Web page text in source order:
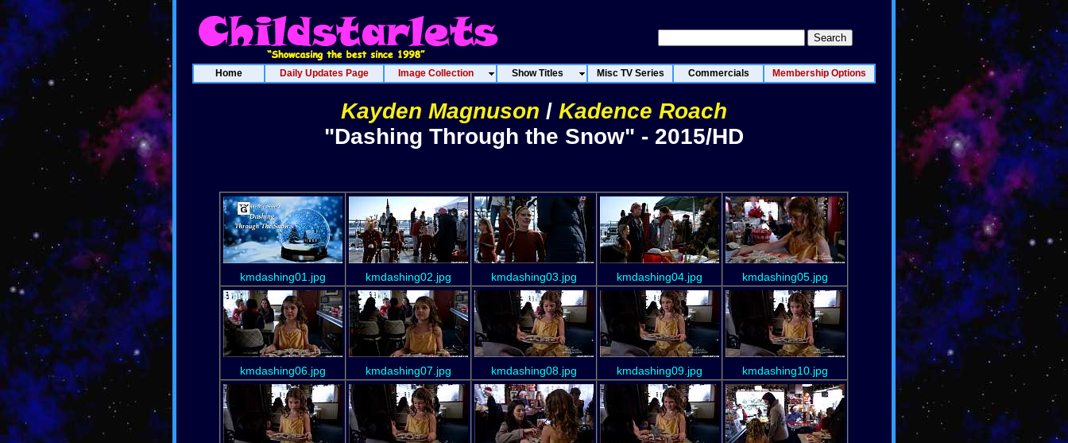
Home Daily Updates Page Image Collection Show Titles Misc TV Series Commercials Membership Options
Kayden Magnuson / Kadence Roach
"Dashing Through the Snow" - 2015/HD
kmdashing01.jpg kmdashing02.jpg kmdashing03.jpg kmdashing04.jpg kmdashing05.jpg
kmdashing06.jpg kmdashing07.jpg kmdashing08.jpg kmdashing09.jpg kmdashing10.jpg